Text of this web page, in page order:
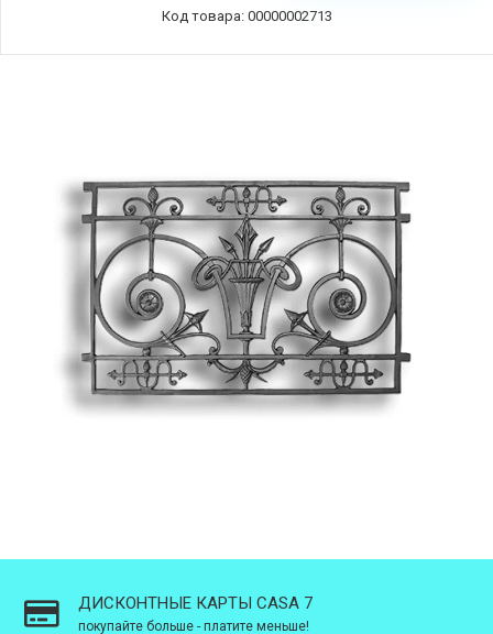
Код товара: 00000002713
ДИСКОНТНЫЕ КАРТЫ CASA 7
покупайте больше - платите меньше!